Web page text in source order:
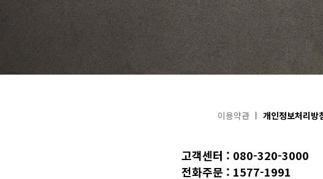
이용약관 개인정보처리방
고객센터 : 080-320-3000
전화주문 : 1577-1991